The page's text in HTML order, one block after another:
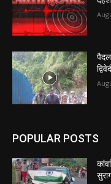
POPULAR POSTS